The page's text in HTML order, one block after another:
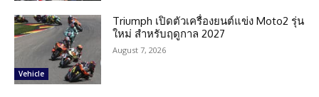
Vehicle
Triumph เปิดตัวเครื่องยนต์แข่ง Moto2 รุ่น
ใหม่ สำหรับฤดูกาล 2027
August 7, 2026